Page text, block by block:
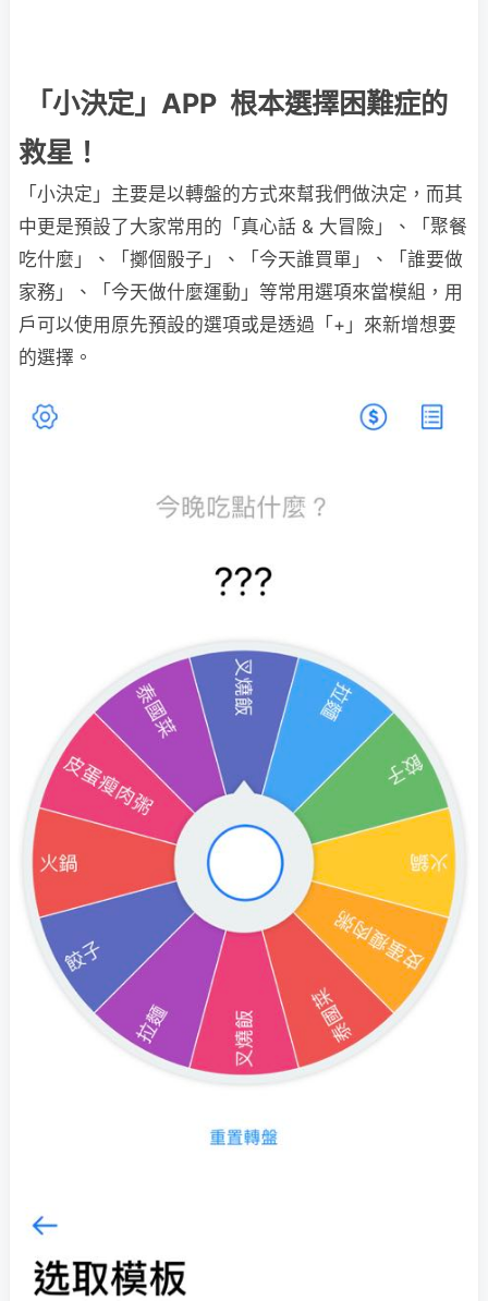
「小決定」APP 根本選擇困難症的
救星！
「小決定」主要是以轉盤的方式來幫我們做決定，而其
中更是預設了大家常用的「真心話 & 大冒險」、「聚餐
吃什麼」、「擲個骰子」、「今天誰買單」、「誰要做
家務」、「今天做什麼運動」等常用選項來當模組，用
戶可以使用原先預設的選項或是透過「+」來新增想要
的選擇。